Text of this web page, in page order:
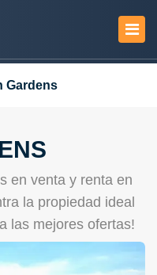
Gardens
en venta y renta en
la propiedad ideal
las mejores ofertas!